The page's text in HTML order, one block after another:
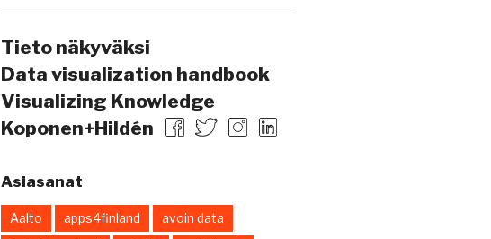
Tieto näkyväksi
Data visualization handbook
Visualizing Knowledge
Koponen+Hildén
Asiasanat
Aalto apps4finland
avoin data